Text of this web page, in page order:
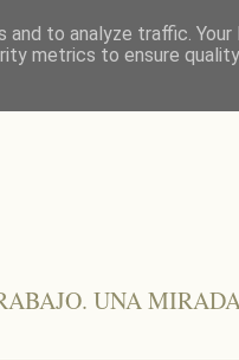
UNA
to analyze traffic. Your
metrics to ensure